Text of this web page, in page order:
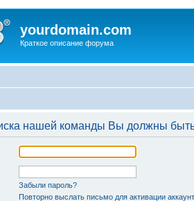
yourdomain.com
Краткое описание форума
нашей команды Вы должны
Забыли пароль?
Повторно выслать письмо для активации